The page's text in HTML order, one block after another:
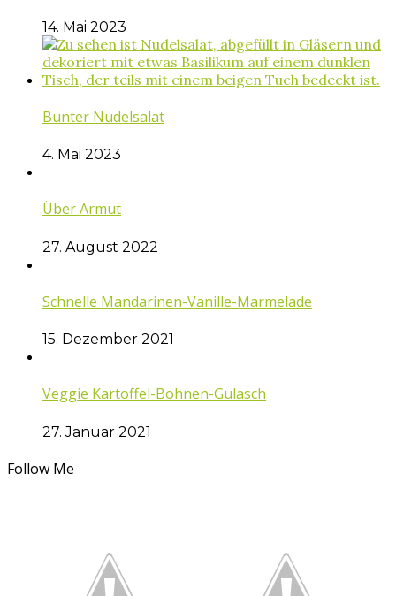
14. Mai 2023
Bunter Nudelsalat
4. Mai 2023
Über Armut
27. August 2022
Schnelle Mandarinen-Vanille-Marmelade
15. Dezember 2021
Veggie Kartoffel-Bohnen-Gulasch
27. Januar 2021
Follow Me